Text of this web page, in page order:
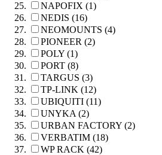
NAPOFIX (1)
NEDIS (16)
NEOMOUNTS (4)
PIONEER (2)
POLY (1)
PORT (8)
TARGUS (3)
TP-LINK (12)
UBIQUITI (11)
UNYKA (2)
URBAN FACTORY (2)
VERBATIM (18)
WP RACK (42)